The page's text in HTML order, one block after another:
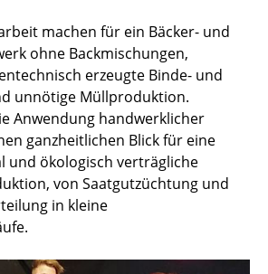
machen für ein Bäcker- und
ohne Backmischungen,
erzeugte Binde- und
unnötige Müllproduktion.
Anwendung handwerklicher
ganzheitlichen Blick für eine
und ökologisch verträgliche
von Saatgutzüchtung und
in kleine